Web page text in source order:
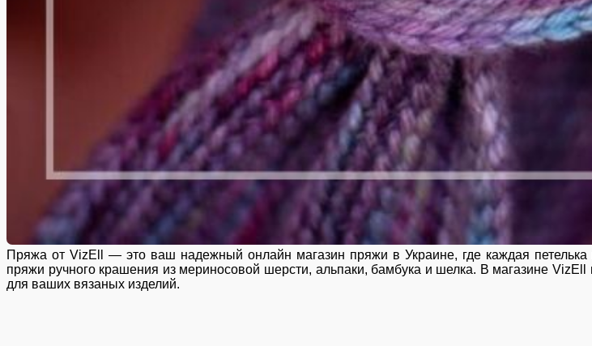
Пряжа от VizEll — это ваш надежный онлайн магазин пряжи в Украине, где каждая
пряжи ручного крашения из мериносовой шерсти, альпаки, бамбука и шелка. В магазине
для ваших вязаных изделий.